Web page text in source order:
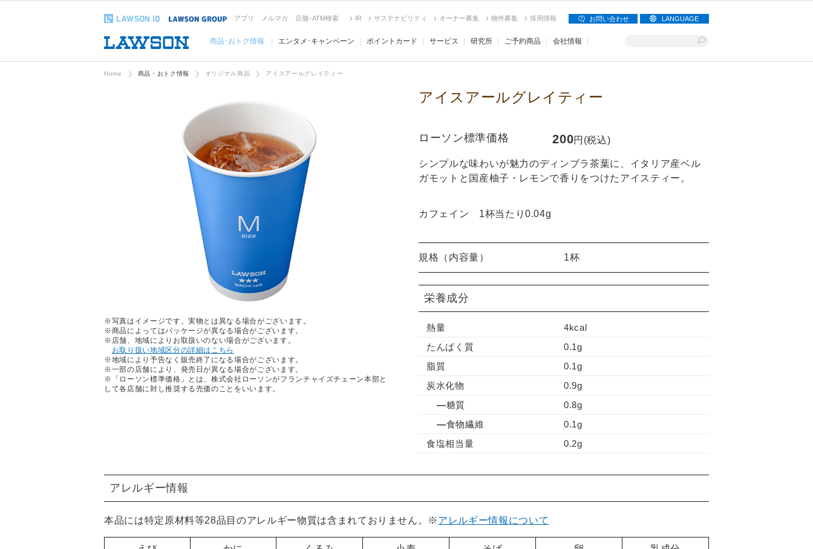
アプリ メルマガ 店舗･ATM検索 IR サステナビリティ オーナー募集 物件募集 採用情報 お問い合わせ LANGUAGE
商品･おトク情報 エンタメ･キャンペーン ポイントカード サービス 研究所 ご予約商品 会社情報
Home 商品・おトク情報 オリジナル商品 アイスアールグレイティー
※写真はイメージです。実物とは異なる場合がございます。
※商品によってはパッケージが異なる場合がございます。
※店舗、地域によりお取扱いのない場合がございます。
お取り扱い地域区分の詳細はこちら
※地域により予告なく販売終了になる場合がございます。
※一部の店舗により、発売日が異なる場合がございます。
※「ローソン標準価格」とは、株式会社ローソンがフランチャイズチェーン本部と
して各店舗に対し推奨する売価のことをいいます。
アイスアールグレイティー
ローソン標準価格 200円(税込)
シンプルな味わいが魅力のディンブラ茶葉に、イタリア産ベル
ガモットと国産柚子・レモンで香りをつけたアイスティー。
カフェイン 1杯当たり0.04g
規格（内容量） 1杯
栄養成分
熱量
4kcal
たんぱく質
0.1g
脂質
0.1g
炭水化物
0.9g
糖質
0.8g
食物繊維
0.1g
食塩相当量
0.2g
アレルギー情報
本品には特定原材料等28品目のアレルギー物質は含まれておりません。※ アレルギー情報について